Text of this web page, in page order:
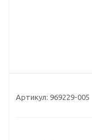
Артикул: 969229-005